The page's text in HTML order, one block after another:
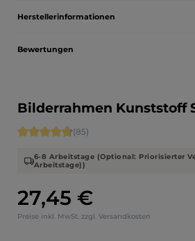
Herstellerinformationen
Bewertungen
Bilderrahmen Kunststoff
Regulärer Preis:
27,45 €
Preise inkl. MwSt. zzgl. Versandkosten
Durchschnittliche Bewertung von 4.71 von
(85)
6-8 Arbeitstage (Optional: Priorisierter
Arbeitstage))